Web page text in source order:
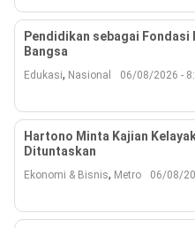
Pendidikan sebagai Fondasi
Bangsa
Edukasi, Nasional 06/08/2026 -
Hartono Minta Kajian
Dituntaskan
Ekonomi & Bisnis, Metro 06/08/